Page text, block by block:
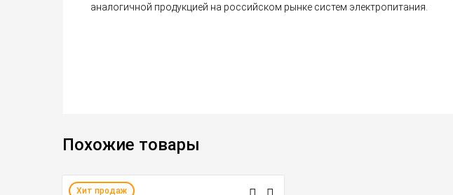
аналогичной продукцией на российском рынке систем электропитания.
Похожие товары
Хит продаж